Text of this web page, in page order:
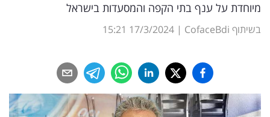
תקשורת
ומדיה
נדל"ן
מיוחדת על ענף בתי הקפה והמסעדות בישראל
בשיתוף CofaceBdi |
17/3/2024
15:21